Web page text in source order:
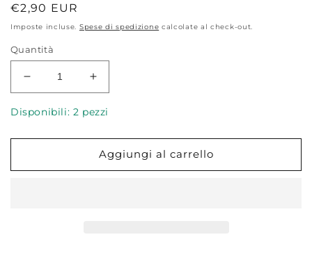
Prezzo
di
€2,90 EUR
Imposte incluse. Spese di spedizione calcolate al check-out.
Quantità
Diminuisci
quantità
per
Gütermann
392
Aumenta
quantità
per
Gütermann
Cucitutto
392
Disponibili: 2 pezzi
Aggiungi al carrello